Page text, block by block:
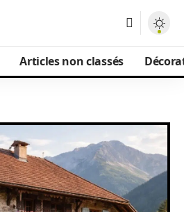
Articles non classés